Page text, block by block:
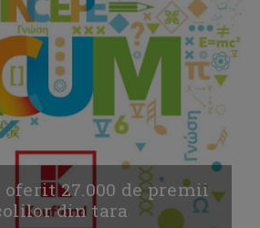
27.000 de premii
din tara